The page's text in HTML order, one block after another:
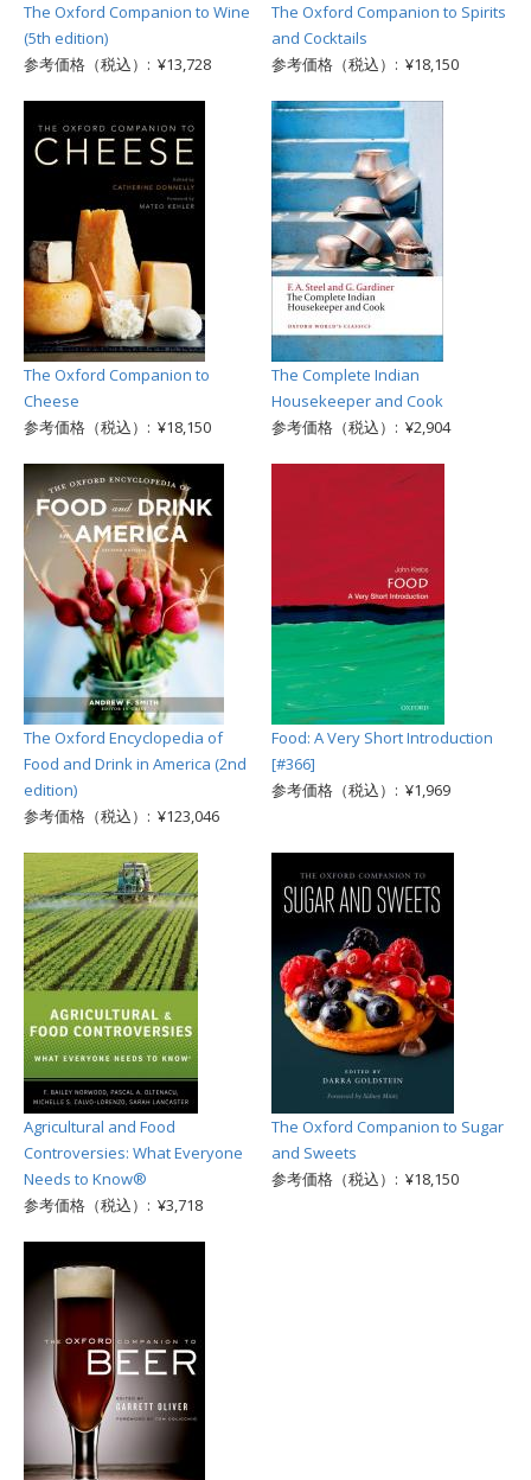
The Oxford Companion to Wine
(5th edition)
参考価格（税込）: ¥13,728
The Oxford Companion to Spirits
and Cocktails
参考価格（税込）: ¥18,150
The Oxford Companion to
Cheese
参考価格（税込）: ¥18,150
The Complete Indian
Housekeeper and Cook
参考価格（税込）: ¥2,904
The Oxford Encyclopedia of
Food and Drink in America (2nd
edition)
参考価格（税込）: ¥123,046
Food: A Very Short Introduction
[#366]
参考価格（税込）: ¥1,969
Agricultural and Food
Controversies: What Everyone
Needs to Know®
参考価格（税込）: ¥3,718
The Oxford Companion to Sugar
and Sweets
参考価格（税込）: ¥18,150